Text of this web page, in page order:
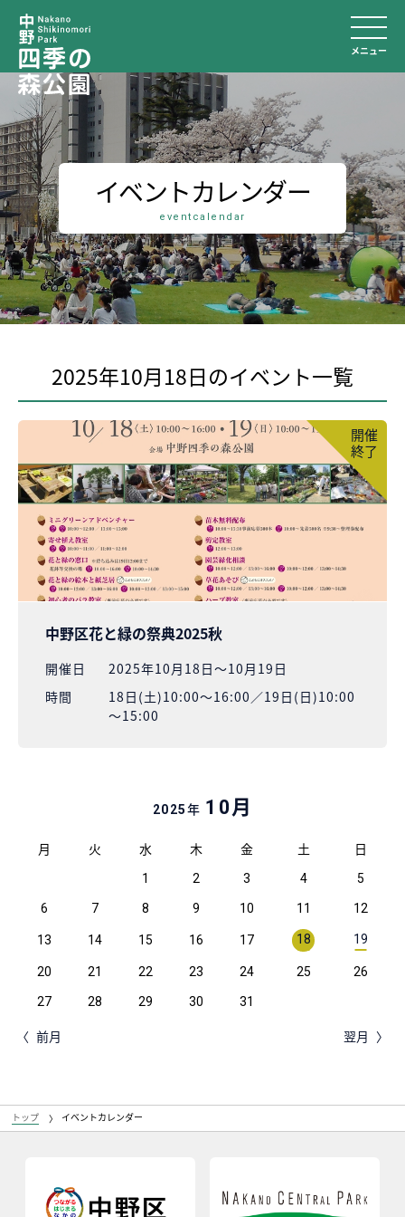
メニュー
イベントカレンダー
eventcalendar
2025年10月18日のイベント⼀覧
開催
終了
中野区花と緑の祭典2025秋
開催⽇
2025年10月18日～10月19日
時間
18日(土)10:00～16:00／19日(日)10:00
～15:00
2025年 10 月
月 火 水 木 金 土 日
1 2 3 4 5
6 7 8 9 10 11 12
13 14 15 16 17 18 19
20 21 22 23 24 25 26
27 28 29 30 31
前月 翌月
トップ イベントカレンダー